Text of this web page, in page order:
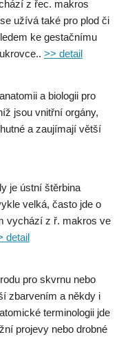
z řec. makros
užívá také pro plod či
ke gestačnímu
>> detail
a biologii pro
jsou vnitřní orgány,
a zaujímají větší
je ústní štěrbina
velká, často jde o
vychází z ř. makros ve
detail
pro skvrnu nebo
zbarvením a někdy i
terminologii jde
projevy nebo drobné